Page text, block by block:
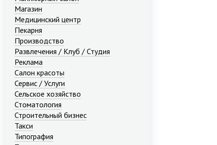
Магазин
Медицинский центр
Пекарня
Производство
Развлечения / Клуб / Студия
Реклама
Салон красоты
Сервис / Услуги
Сельское хозяйство
Стоматология
Строительный бизнес
Такси
Типография